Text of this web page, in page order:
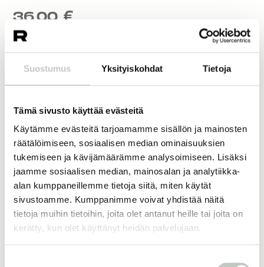
Suostumus Yksityiskohdat Tietoja
Tämä sivusto käyttää evästeitä
Käytämme evästeitä tarjoamamme sisällön ja mainosten
räätälöimiseen, sosiaalisen median ominaisuuksien
tukemiseen ja kävijämäärämme analysoimiseen. Lisäksi
jaamme sosiaalisen median, mainosalan ja analytiikka-
alan kumppaneillemme tietoja siitä, miten käytät
sivustoamme. Kumppanimme voivat yhdistää näitä
tietoja muihin tietoihin, joita olet antanut heille tai joita on
kerätty, kun olet käyttänyt heidän palvelujaan.
36,00 €
Lisää ostoskoriin
Roots-kortit Sarjakortit
Lisää samankaltaisia
Let´s move: 18 tuntia studioilla